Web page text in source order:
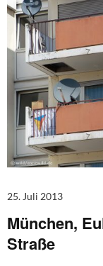
25. Juli 2013
München,
Straße